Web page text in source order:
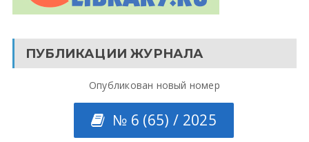
ПУБЛИКАЦИИ ЖУРНАЛА
Опубликован новый номер
№ 6 (65) / 2025